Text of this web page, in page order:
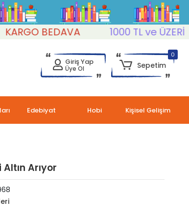
BEDAVA 1000 TL ve ÜZERİ
Giriş Yap
Üye Ol
0
Sepetim
Edebiyat Hobi Kişisel Gelişim
Arıyor